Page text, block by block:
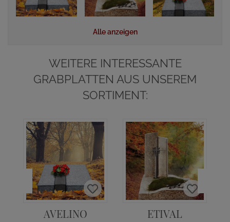
Alle anzeigen
WEITERE INTERESSANTE
GRABPLATTEN AUS UNSEREM
SORTIMENT:
AVELINO ETIVAL